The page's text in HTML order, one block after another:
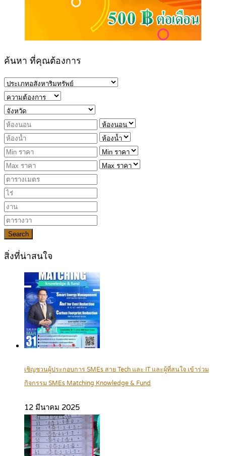
ค้นหา ที่คุณต้องการ
Search
สิ่งที่น่าสนใจ
เชิญชวนผู้ประกอบการ SMEs สาย Tech และ IT และผู้ที่สนใจ เข้าร่วม
กิจกรรม SMEs Matching Knowledge & Fund
12 มีนาคม 2025